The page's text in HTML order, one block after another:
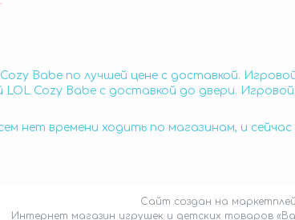
Babe по лучшей цене с доставкой.
Cozy Babe с доставкой до двери.
нет времени ходить по магазинам, и
Сайт создан на